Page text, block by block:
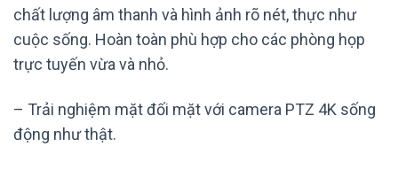
chất lượng âm thanh và hình ảnh rõ nét, thực như
cuộc sống. Hoàn toàn phù hợp cho các phòng họp
trực tuyến vừa và nhỏ.
– Trải nghiệm mặt đối mặt với camera PTZ 4K sống
động như thật.